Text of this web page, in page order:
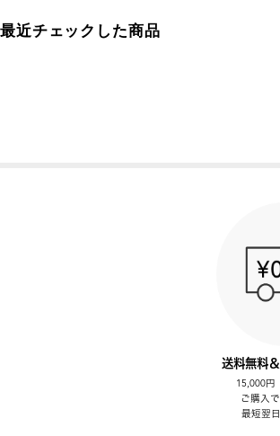
最近チェックした商品
送料無料
15,000円
ご購入
最短翌